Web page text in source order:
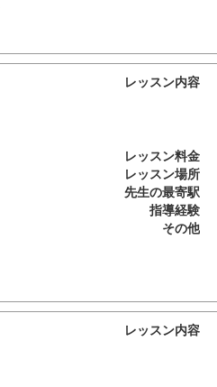
レッスン内容
レッスン料金
レッスン場所
先生の最寄駅
指導経験
その他
レッスン内容